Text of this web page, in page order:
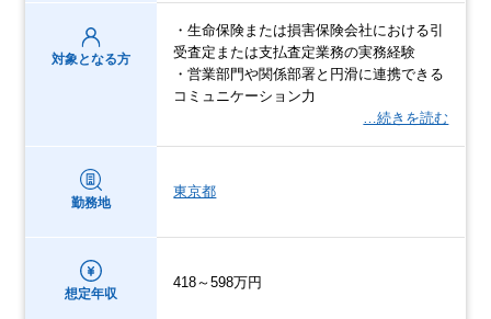
対象となる方
・生命保険または損害保険会社における引
受査定または支払査定業務の実務経験
・営業部門や関係部署と円滑に連携できる
コミュニケーション力
…続きを読む
勤務地
東京都
想定年収
418～598万円